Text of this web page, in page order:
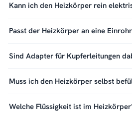
Kann ich den Heizkörper rein
Passt der Heizkörper an eine
Sind Adapter für Kupferleitungen
Muss ich den Heizkörper selbst
Welche Flüssigkeit ist im